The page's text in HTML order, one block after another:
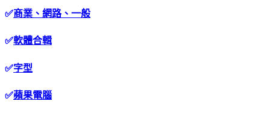
✅商業、網路、一般
✅軟體合輯
✅字型
✅蘋果電腦